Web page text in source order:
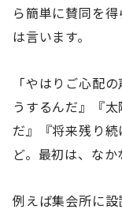
ら簡単に賛同を
は言います。
「やはりご心配
うするんだ』『
だ』『将来残り
ど。最初は、な
例えば集会所に